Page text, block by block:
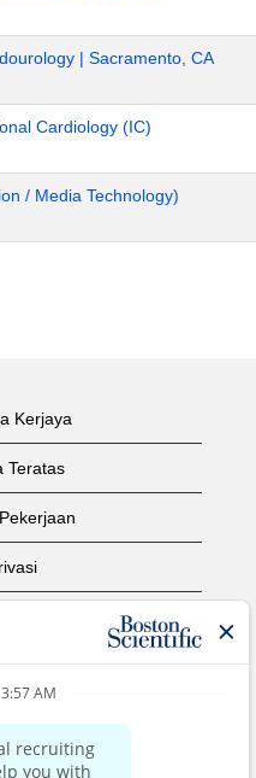
| Sacramento, CA
Cardiology (IC)
/ Media Technology)
Kerjaya
Teratas
Cipta
Korporat